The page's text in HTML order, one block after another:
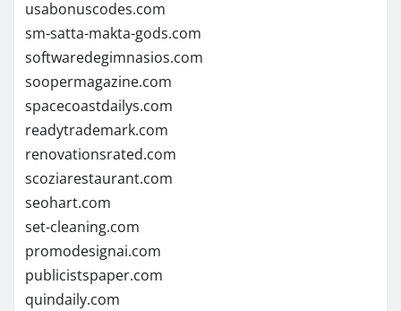
usabonuscodes.com
sm-satta-makta-gods.com
softwaredegimnasios.com
soopermagazine.com
spacecoastdailys.com
readytrademark.com
renovationsrated.com
scoziarestaurant.com
seohart.com
set-cleaning.com
promodesignai.com
publicistspaper.com
quindaily.com